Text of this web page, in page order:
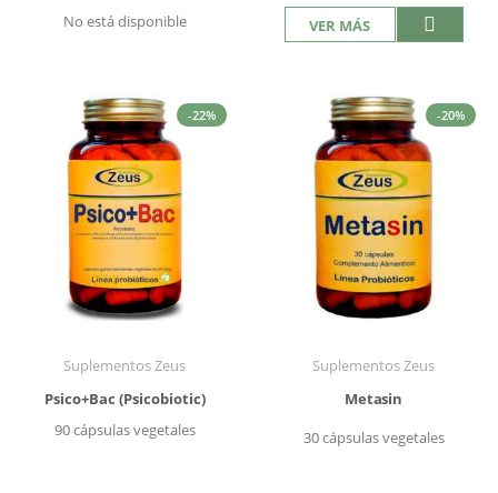
No está disponible VER MÁS
-22%
Suplementos Zeus
Psico+Bac (Psicobiotic)
90 cápsulas vegetales
-20%
Suplementos Zeus
Metasin
30 cápsulas vegetales